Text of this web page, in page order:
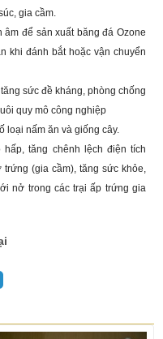
gia cầm.
để sản xuất băng đá Ozone
khi đánh bắt hoặc vận chuyển
sức đề kháng, phòng chống
quy mô công nghiệp
loại nấm ăn và giống cây.
tăng chênh lệch điện tích
(gia cầm), tăng sức khỏe,
nở trong các trại ấp trứng gia